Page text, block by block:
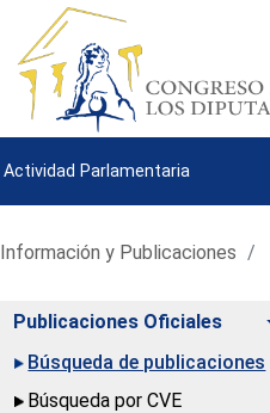
Actividad Parlamentaria
Información y Publicaciones
Publicaciones Oficiales
Búsqueda de publicaciones
Búsqueda por CVE